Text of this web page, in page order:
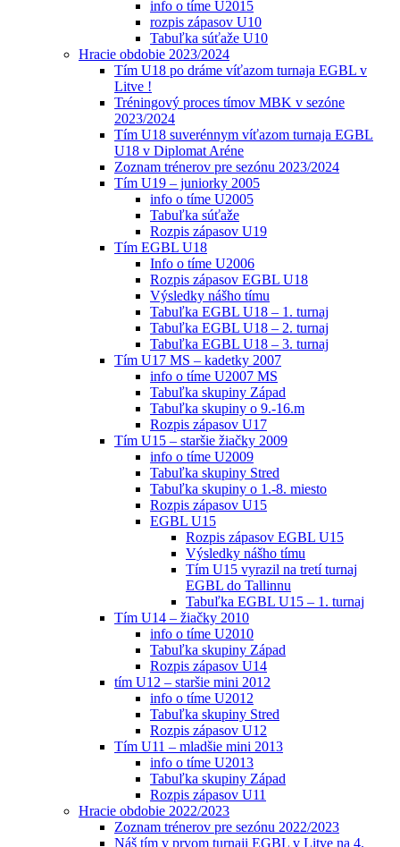
info o tíme U2015
rozpis zápasov U10
Tabuľka súťaže U10
Hracie obdobie 2023/2024
Tím U18 po dráme víťazom turnaja EGBL v
Litve !
Tréningový proces tímov MBK v sezóne
2023/2024
Tím U18 suverénnym víťazom turnaja EGBL
U18 v Diplomat Aréne
Zoznam trénerov pre sezónu 2023/2024
Tím U19 – juniorky 2005
info o tíme U2005
Tabuľka súťaže
Rozpis zápasov U19
Tím EGBL U18
Info o tíme U2006
Rozpis zápasov EGBL U18
Výsledky nášho tímu
Tabuľka EGBL U18 – 1. turnaj
Tabuľka EGBL U18 – 2. turnaj
Tabuľka EGBL U18 – 3. turnaj
Tím U17 MS – kadetky 2007
info o tíme U2007 MS
Tabuľka skupiny Západ
Tabuľka skupiny o 9.-16.m
Rozpis zápasov U17
Tím U15 – staršie žiačky 2009
info o tíme U2009
Tabuľka skupiny Stred
Tabuľka skupiny o 1.-8. miesto
Rozpis zápasov U15
EGBL U15
Rozpis zápasov EGBL U15
Výsledky nášho tímu
Tím U15 vyrazil na tretí turnaj
EGBL do Tallinnu
Tabuľka EGBL U15 – 1. turnaj
Tím U14 – žiačky 2010
info o tíme U2010
Tabuľka skupiny Západ
Rozpis zápasov U14
tím U12 – staršie mini 2012
info o tíme U2012
Tabuľka skupiny Stred
Rozpis zápasov U12
Tím U11 – mladšie mini 2013
info o tíme U2013
Tabuľka skupiny Západ
Rozpis zápasov U11
Hracie obdobie 2022/2023
Zoznam trénerov pre sezónu 2022/2023
Náš tím v prvom turnaji EGBL v Litve na 4.